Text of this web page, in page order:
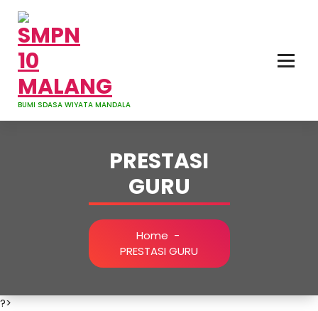
content
BUMI SDASA WIYATA MANDALA
PRESTASI
GURU
Home -
PRESTASI GURU
?>